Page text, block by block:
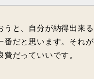
うと、自分が納得出来
番だと思います。それ
費だっていいです。